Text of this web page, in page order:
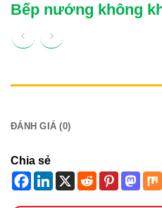
Bếp nướng không
ĐÁNH GIÁ (0)
Chia sẻ